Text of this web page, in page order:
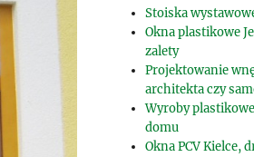
Stoiska
Okna plastikowe
zalety
Projektowanie
architekta czy
Wyroby
domu
Okna PCV Kielce,